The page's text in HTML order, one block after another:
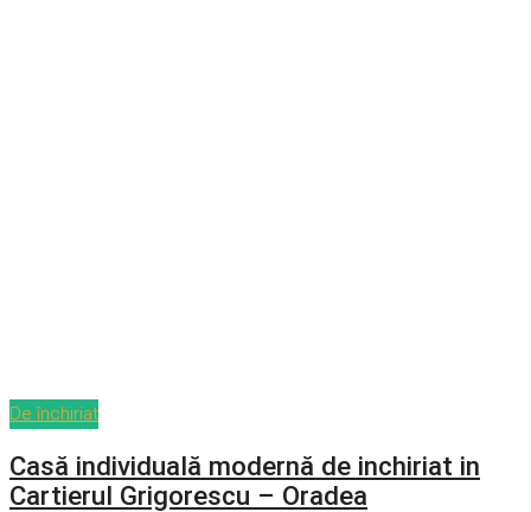
De închiriat
Casă individuală modernă de inchiriat in
Cartierul Grigorescu – Oradea